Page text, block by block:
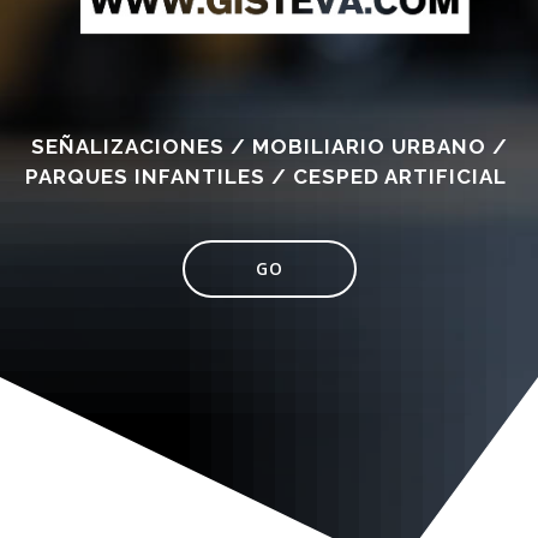
SEÑALIZACIONES / MOBILIARIO URBANO /
PARQUES INFANTILES / CESPED ARTIFICIAL
GO